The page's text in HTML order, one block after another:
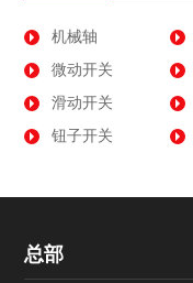
机械轴
微动开关
滑动开关
钮子开关
总部